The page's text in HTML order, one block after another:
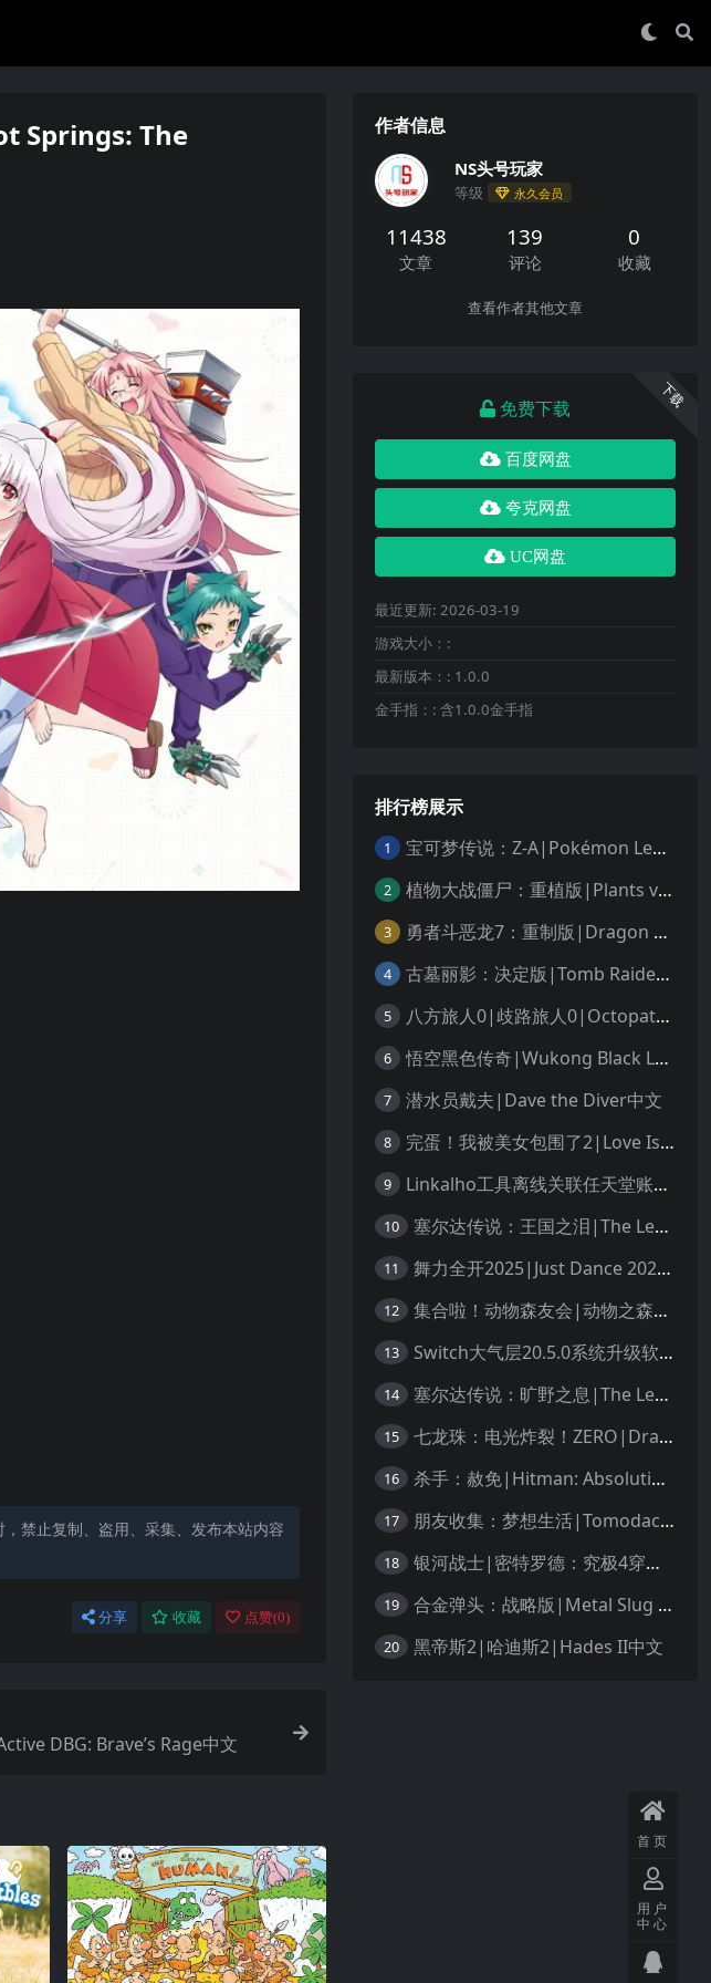
Springs: The
禁止复制、盗用、采集、发布本站内容
分享 收藏 点赞(0)
DBG: Brave’s Rage中文
作者信息
NS头号玩家
等级 永久会员
11438
文章
139
评论
0
收藏
查看作者其他文章
下载
免费下载
百度网盘
夸克网盘
UC网盘
最近更新: 2026-03-19
游戏大小：:
最新版本：: 1.0.0
金手指：: 含1.0.0金手指
排行榜展示
1 宝可梦传说：Z-A|Pokémon Legends: Z-A中文
2 植物大战僵尸：重植版|Plants vs. Zombies: Replanted中文
3 勇者斗恶龙7：重制版|Dragon Quest VII Reimagined中文
4 古墓丽影：决定版|Tomb Raider: Definitive Edition中文
5 八方旅人0|歧路旅人0|Octopath Traveler 0中文
6 悟空黑色传奇|Wukong Black Legend
7 潜水员戴夫|Dave the Diver中文
8 完蛋！我被美女包围了2|Love Is All Around 2中文
9 Linkalho工具离线关联任天堂账户教程
10 塞尔达传说：王国之泪|The Legend of Zelda: Tears of the Kingdom中文
11 舞力全开2025|Just Dance 2025中文
12 集合啦！动物森友会|动物之森|Animal Crossing: New Horizons中文
13 Switch大气层20.5.0系统升级软硬破通用教程
14 塞尔达传说：旷野之息|The Legend of Zelda: Breath of the Wild中文
15 七龙珠：电光炸裂！ZERO|Dragon Ball: Sparking! Zero中文
16 杀手：赦免|Hitman: Absolution汉化
17 朋友收集：梦想生活|Tomodachi Life: Living the Dream中文
18 银河战士|密特罗德：究极4穿越未知|Metroid Prime 4: Beyond中文
19 合金弹头：战略版|Metal Slug Tactics中文
20 黑帝斯2|哈迪斯2|Hades II中文
首页
用户
中心